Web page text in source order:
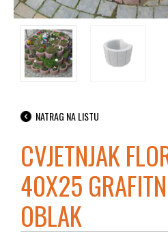
NATRAG NA LISTU
CVJETNJAK
40X25
OBLAK